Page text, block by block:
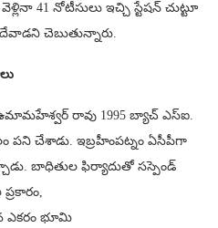
41 నోటీసులు ఇచ్చి స్టేషన్ చుట్టూ
చెబుతున్నారు.
ఉమామహేశ్వర్ రావు 1995 బ్యాచ్ ఎస్ఐ.
చేశాడు. ఇబ్రహీంపట్నం ఏసీపీగా
బాధితుల ఫిర్యాదుతో సస్పెండ్
ఎకరం భూమి